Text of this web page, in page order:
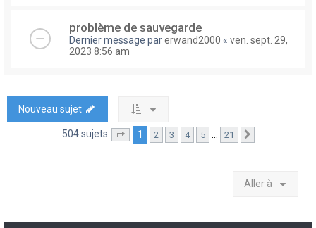
problème de sauvegarde
Dernier message parerwand2000 « ven. sept. 29,
2023 8:56 am
Nouveau sujet
504 sujets Page sur21
1 2 3 4 5 … 21
Aller à